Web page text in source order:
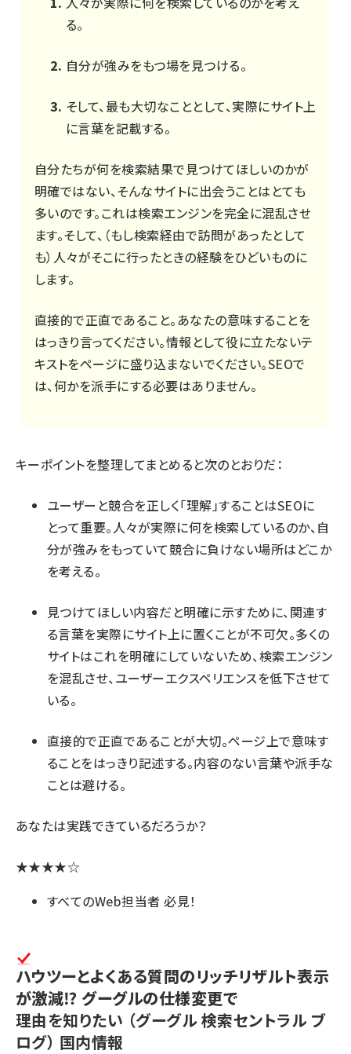
る。
自分が強みをもつ場を見つける。
そして、最も大切なこととして、実際にサイト上
に言葉を記載する。
自分たちが何を検索結果で見つけてほしいのかが
明確ではない、そんなサイトに出会うことはとても
多いのです。これは検索エンジンを完全に混乱させ
ます。そして、（もし検索経由で訪問があったとして
も）人々がそこに行ったときの経験をひどいものに
します。
直接的で正直であること。あなたの意味することを
はっきり言ってください。情報として役に立たないテ
キストをページに盛り込まないでください。SEOで
は、何かを派手にする必要はありません。
キーポイントを整理してまとめると次のとおりだ：
ユーザーと競合を正しく「理解」することはSEOに
とって重要。人々が実際に何を検索しているのか、自
分が強みをもっていて競合に負けない場所はどこか
を考える。
見つけてほしい内容だと明確に示すために、関連す
る言葉を実際にサイト上に置くことが不可欠。多くの
サイトはこれを明確にしていないため、検索エンジン
を混乱させ、ユーザーエクスペリエンスを低下させて
いる。
直接的で正直であることが大切。ページ上で意味す
ることをはっきり記述する。内容のない言葉や派手な
ことは避ける。
あなたは実践できているだろうか？
★★★★☆
すべてのWeb担当者 必見！
ハウツーとよくある質問のリッチリザルト表示
が激減⁉️ グーグルの仕様変更で
理由を知りたい （グーグル 検索セントラル ブ
ログ） 国内情報